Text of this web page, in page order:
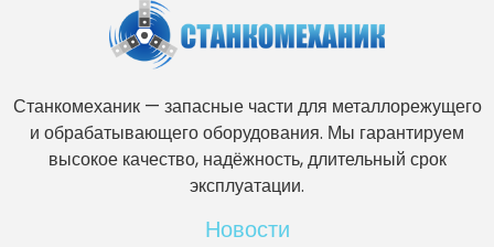
Станкомеханик — запасные части для металлорежущего
и обрабатывающего оборудования. Мы гарантируем
высокое качество, надёжность, длительный срок
эксплуатации.
Новости